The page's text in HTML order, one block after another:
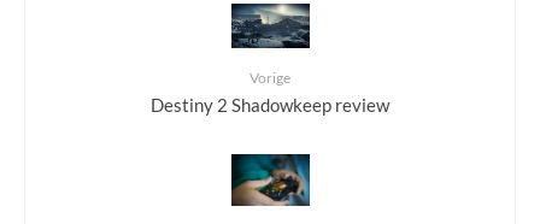
Vorige
Destiny 2 Shadowkeep review